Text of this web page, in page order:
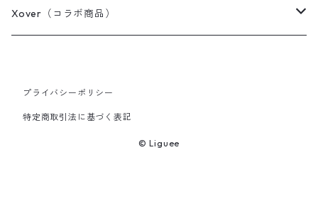
Tシャツ / カットソー
スウェット / パーカー
Xover（コラボ商品）
ちっちゃく踊る白い花
Past, Present and Future "アタミ"
プライバシーポリシー
特定商取引法に基づく表記
© Liguee